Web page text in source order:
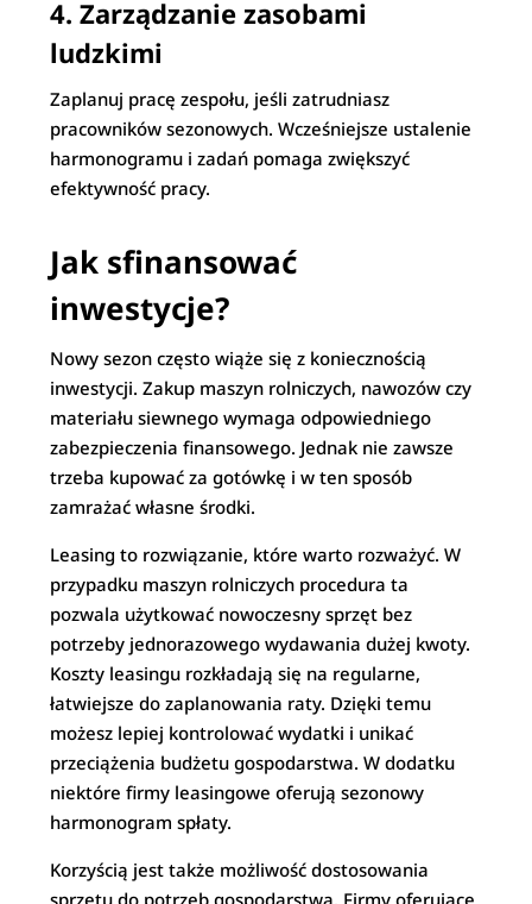
4. Zarządzanie zasobami
ludzkimi
Zaplanuj pracę zespołu, jeśli zatrudniasz
pracowników sezonowych. Wcześniejsze ustalenie
harmonogramu i zadań pomaga zwiększyć
efektywność pracy.
Jak sfinansować
inwestycje?
Nowy sezon często wiąże się z koniecznością
inwestycji. Zakup maszyn rolniczych, nawozów czy
materiału siewnego wymaga odpowiedniego
zabezpieczenia finansowego. Jednak nie zawsze
trzeba kupować za gotówkę i w ten sposób
zamrażać własne środki.
Leasing to rozwiązanie, które warto rozważyć. W
przypadku maszyn rolniczych procedura ta
pozwala użytkować nowoczesny sprzęt bez
potrzeby jednorazowego wydawania dużej kwoty.
Koszty leasingu rozkładają się na regularne,
łatwiejsze do zaplanowania raty. Dzięki temu
możesz lepiej kontrolować wydatki i unikać
przeciążenia budżetu gospodarstwa. W dodatku
niektóre firmy leasingowe oferują sezonowy
harmonogram spłaty.
Korzyścią jest także możliwość dostosowania
sprzętu do potrzeb gospodarstwa. Firmy oferujące